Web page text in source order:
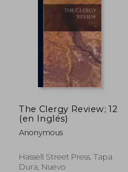
40%
dcto. $ 56.27
The Clergy Review; 12
(en Inglés)
Anonymous
Hassell Street Press, Tapa
Dura, Nuevo